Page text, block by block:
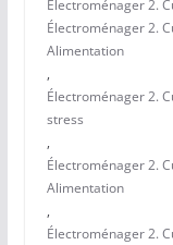
Électroménager 2.
Électroménager 2.
Alimentation
,
Électroménager 2.
stress
,
Électroménager 2.
Alimentation
,
Électroménager 2.